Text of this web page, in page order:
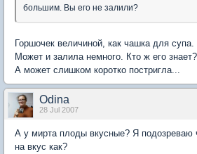
большим. Вы его не залили?
Горшочек величиной, как чашка для супа.
Может и залила немного. Кто ж его знает?
А может слишком коротко постригла...
Odina
28 Jul 2007
А у мирта плоды вкусные? Я подозреваю
на вкус как?